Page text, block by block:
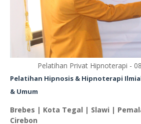
Pelatihan Privat Hipnoterapi -
Pelatihan Hipnosis & Hipnoterapi
& Umum
Brebes | Kota Tegal | Slawi |
Cirebon